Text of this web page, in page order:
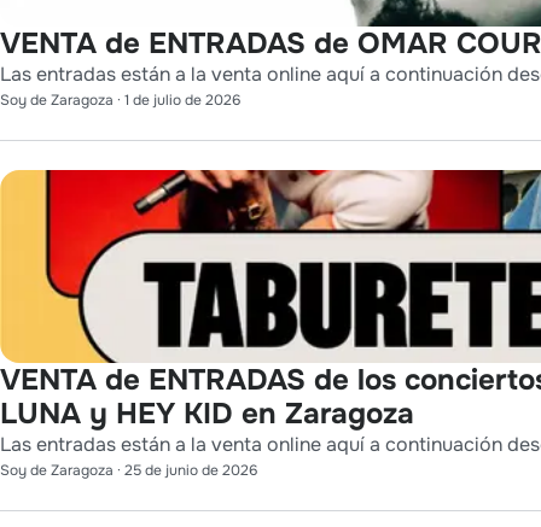
VENTA de ENTRADAS de OMAR
Las entradas están a la venta online aquí a continuación
Soy de Zaragoza · 1 de julio de 2026
VENTA de ENTRADAS de los
LUNA y HEY KID en Zaragoza
Las entradas están a la venta online aquí a continuación
Soy de Zaragoza · 25 de junio de 2026